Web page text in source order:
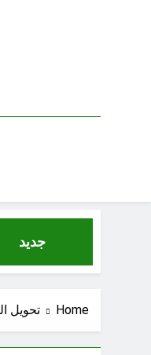
جديد
Home تحويل